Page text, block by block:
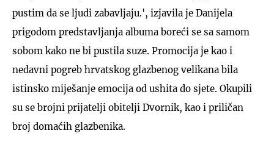
pustim da se ljudi zabavljaju.', izjavila je Danijela
prigodom predstavljanja albuma boreći se sa samom
sobom kako ne bi pustila suze. Promocija je kao i
nedavni pogreb hrvatskog glazbenog velikana bila
istinsko miješanje emocija od ushita do sjete. Okupili
su se brojni prijatelji obitelji Dvornik, kao i priličan
broj domaćih glazbenika.